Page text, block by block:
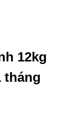
12kg
tháng